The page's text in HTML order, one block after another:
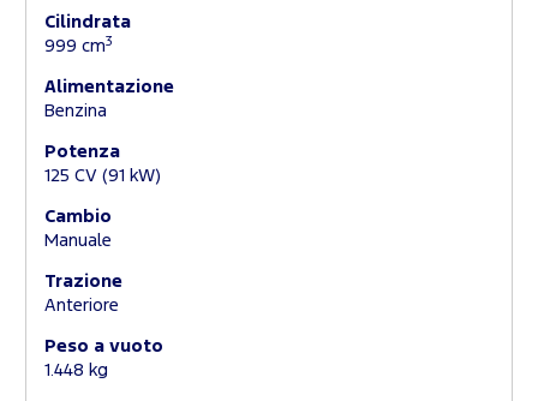
Cilindrata
999 cm3
Alimentazione
Benzina
Potenza
125 CV (91 kW)
Cambio
Manuale
Trazione
Anteriore
Peso a vuoto
1.448 kg